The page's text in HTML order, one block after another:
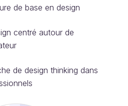
de base en design
centré autour de
de design thinking dans